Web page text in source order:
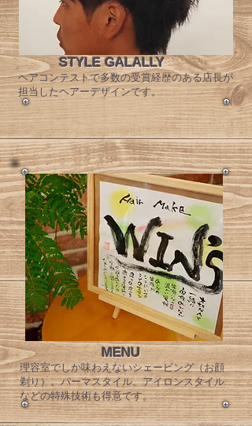
STYLE GALALLY
​ヘアコンテストで多数の受賞経歴のある店長が
担当したヘアーデザインです。
MENU
理容室でしか味わえないシェービング（お顔
剃り）。パーマスタイル、アイロンスタイル
などの特殊技術も得意です。